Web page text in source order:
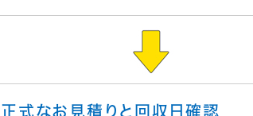
正式なお見積りと回収日確認